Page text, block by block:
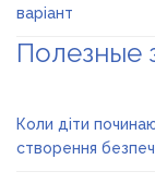
варіант
Полезные
Коли діти
створення